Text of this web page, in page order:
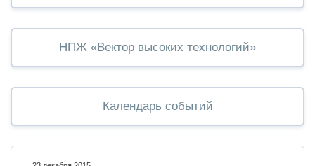
НПЖ «Вектор высоких технологий»
Календарь событий